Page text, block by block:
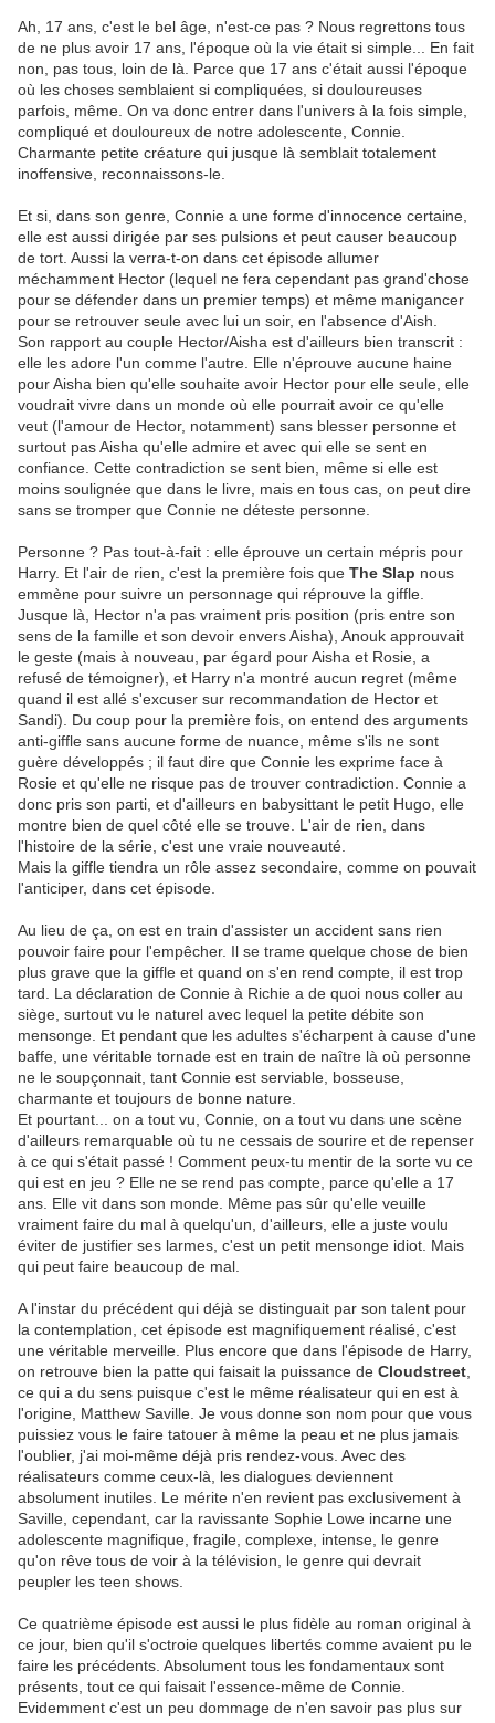
Ah, 17 ans, c'est le bel âge, n'est-ce pas ? Nous regrettons tous
de ne plus avoir 17 ans, l'époque où la vie était si simple... En fait
non, pas tous, loin de là. Parce que 17 ans c'était aussi l'époque
où les choses semblaient si compliquées, si douloureuses
parfois, même. On va donc entrer dans l'univers à la fois simple,
compliqué et douloureux de notre adolescente, Connie.
Charmante petite créature qui jusque là semblait totalement
inoffensive, reconnaissons-le.
Et si, dans son genre, Connie a une forme d'innocence certaine,
elle est aussi dirigée par ses pulsions et peut causer beaucoup
de tort. Aussi la verra-t-on dans cet épisode allumer
méchamment Hector (lequel ne fera cependant pas grand'chose
pour se défender dans un premier temps) et même manigancer
pour se retrouver seule avec lui un soir, en l'absence d'Aish.
Son rapport au couple Hector/Aisha est d'ailleurs bien transcrit :
elle les adore l'un comme l'autre. Elle n'éprouve aucune haine
pour Aisha bien qu'elle souhaite avoir Hector pour elle seule, elle
voudrait vivre dans un monde où elle pourrait avoir ce qu'elle
veut (l'amour de Hector, notamment) sans blesser personne et
surtout pas Aisha qu'elle admire et avec qui elle se sent en
confiance. Cette contradiction se sent bien, même si elle est
moins soulignée que dans le livre, mais en tous cas, on peut dire
sans se tromper que Connie ne déteste personne.
Personne ? Pas tout-à-fait : elle éprouve un certain mépris pour
Harry. Et l'air de rien, c'est la première fois que The Slap nous
emmène pour suivre un personnage qui réprouve la giffle.
Jusque là, Hector n'a pas vraiment pris position (pris entre son
sens de la famille et son devoir envers Aisha), Anouk approuvait
le geste (mais à nouveau, par égard pour Aisha et Rosie, a
refusé de témoigner), et Harry n'a montré aucun regret (même
quand il est allé s'excuser sur recommandation de Hector et
Sandi). Du coup pour la première fois, on entend des arguments
anti-giffle sans aucune forme de nuance, même s'ils ne sont
guère développés ; il faut dire que Connie les exprime face à
Rosie et qu'elle ne risque pas de trouver contradiction. Connie a
donc pris son parti, et d'ailleurs en babysittant le petit Hugo, elle
montre bien de quel côté elle se trouve. L'air de rien, dans
l'histoire de la série, c'est une vraie nouveauté.
Mais la giffle tiendra un rôle assez secondaire, comme on pouvait
l'anticiper, dans cet épisode.
Au lieu de ça, on est en train d'assister un accident sans rien
pouvoir faire pour l'empêcher. Il se trame quelque chose de bien
plus grave que la giffle et quand on s'en rend compte, il est trop
tard. La déclaration de Connie à Richie a de quoi nous coller au
siège, surtout vu le naturel avec lequel la petite débite son
mensonge. Et pendant que les adultes s'écharpent à cause d'une
baffe, une véritable tornade est en train de naître là où personne
ne le soupçonnait, tant Connie est serviable, bosseuse,
charmante et toujours de bonne nature.
Et pourtant... on a tout vu, Connie, on a tout vu dans une scène
d'ailleurs remarquable où tu ne cessais de sourire et de repenser
à ce qui s'était passé ! Comment peux-tu mentir de la sorte vu ce
qui est en jeu ? Elle ne se rend pas compte, parce qu'elle a 17
ans. Elle vit dans son monde. Même pas sûr qu'elle veuille
vraiment faire du mal à quelqu'un, d'ailleurs, elle a juste voulu
éviter de justifier ses larmes, c'est un petit mensonge idiot. Mais
qui peut faire beaucoup de mal.
A l'instar du précédent qui déjà se distinguait par son talent pour
la contemplation, cet épisode est magnifiquement réalisé, c'est
une véritable merveille. Plus encore que dans l'épisode de Harry,
on retrouve bien la patte qui faisait la puissance de Cloudstreet
ce qui a du sens puisque c'est le même réalisateur qui en est à
l'origine, Matthew Saville. Je vous donne son nom pour que vous
puissiez vous le faire tatouer à même la peau et ne plus jamais
l'oublier, j'ai moi-même déjà pris rendez-vous. Avec des
réalisateurs comme ceux-là, les dialogues deviennent
absolument inutiles. Le mérite n'en revient pas exclusivement à
Saville, cependant, car la ravissante Sophie Lowe incarne une
adolescente magnifique, fragile, complexe, intense, le genre
qu'on rêve tous de voir à la télévision, le genre qui devrait
peupler les teen shows.
Ce quatrième épisode est aussi le plus fidèle au roman original à
ce jour, bien qu'il s'octroie quelques libertés comme avaient pu le
faire les précédents. Absolument tous les fondamentaux sont
présents, tout ce qui faisait l'essence-même de Connie.
Evidemment c'est un peu dommage de n'en savoir pas plus sur